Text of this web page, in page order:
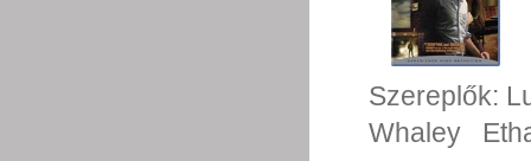
Szereplők:
Whaley